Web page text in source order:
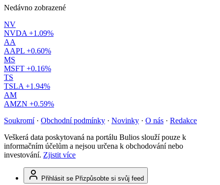
Nedávno zobrazené
NV
NVDA +1.09%
AA
AAPL +0.60%
MS
MSFT +0.16%
TS
TSLA +1.94%
AM
AMZN +0.59%
Soukromí · Obchodní podmínky · Novinky · O nás · Redakce
Veškerá data poskytovaná na portálu Bulios slouží pouze k
informačním účelům a nejsou určena k obchodování nebo
investování. Zjistit více
Přihlásit se Přizpůsobte si svůj feed